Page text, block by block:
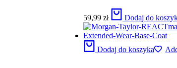
59,99 zł Dodaj do
Dodaj do koszyka